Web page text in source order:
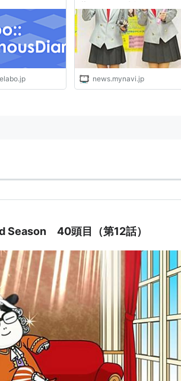
らない。（じんたん幼少期）
）
生-（ユリアン・カルザス）
角笛
を開催
news.mynavi.jp
Season 40頭目（第12話）